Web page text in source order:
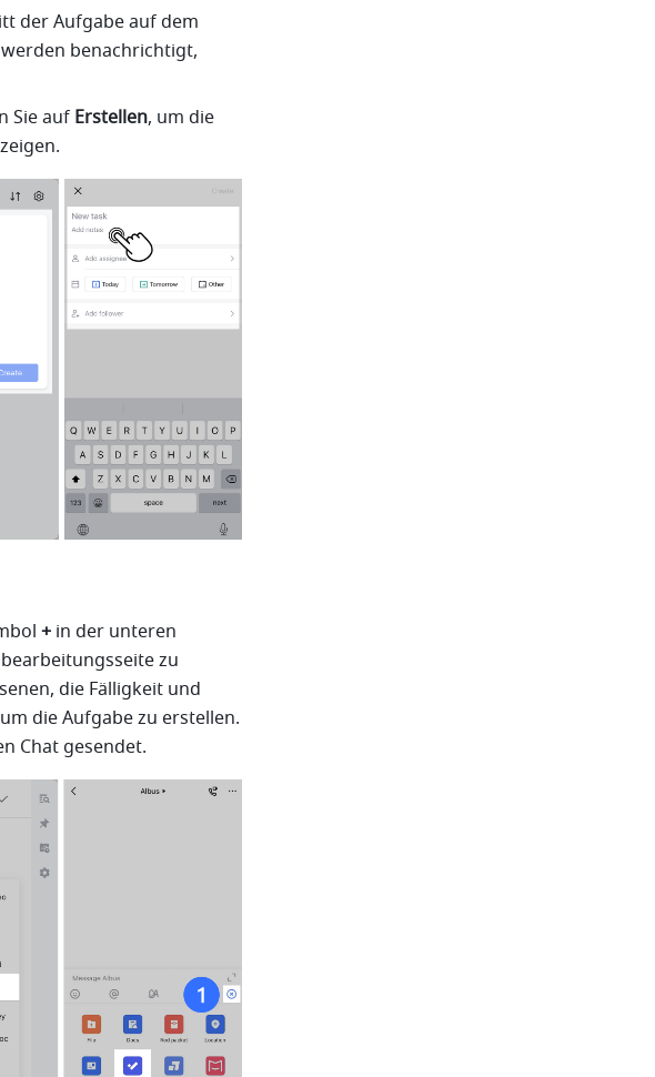
der Aufgabe auf dem
benachrichtigt,
Sie auf Erstellen, um die
+ in der unteren
zu
die Fälligkeit und
die Aufgabe zu erstellen.
Chat gesendet.